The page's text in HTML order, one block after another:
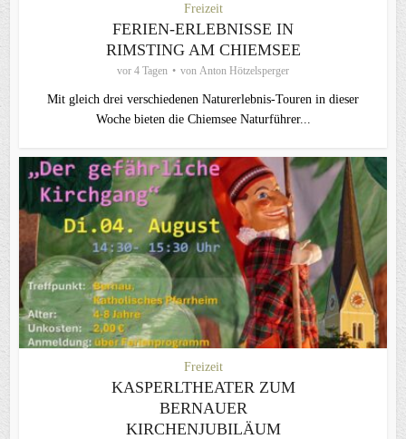
Freizeit
FERIEN-ERLEBNISSE IN
RIMSTING AM CHIEMSEE
vor 4 Tagen von Anton Hötzelsperger
Mit gleich drei verschiedenen Naturerlebnis-Touren in dieser
Woche bieten die Chiemsee Naturführer...
Freizeit
KASPERLTHEATER ZUM
BERNAUER
KIRCHENJUBILÄUM